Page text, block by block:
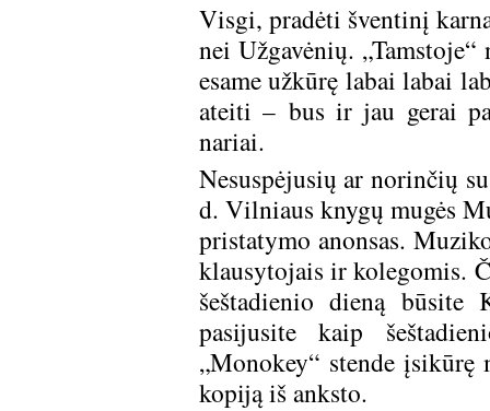
Visgi, pradėti šventinį
nei Užgavėnių.
esame užkūrę labai labai
ateiti – bus ir jau gerai
nariai.
Nesuspėjusių ar norinčių
d. Vilniaus knygų mugės
pristatymo anonsas.
klausytojais ir kolegomis.
šeštadienio dieną
pasijusite kaip
„Monokey“ stende
kopiją iš anksto.